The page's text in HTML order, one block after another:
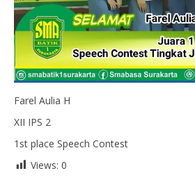
Farel Aulia H
XII IPS 2
1st place Speech Contest
Views: 0